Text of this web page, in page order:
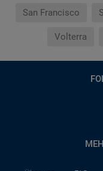
San Francisco
Volterra